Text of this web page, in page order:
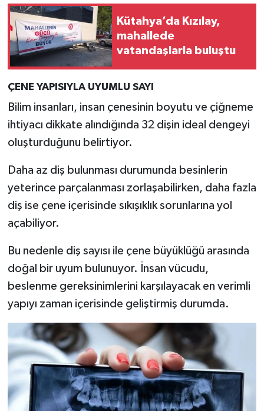
Kütahya’da Kızılay,
mahallede
vatandaşlarla buluştu
ÇENE YAPISIYLA UYUMLU SAYI
Bilim insanları, insan çenesinin boyutu ve çiğneme
ihtiyacı dikkate alındığında 32 dişin ideal dengeyi
oluşturduğunu belirtiyor.
Daha az diş bulunması durumunda besinlerin
yeterince parçalanması zorlaşabilirken, daha fazla
diş ise çene içerisinde sıkışıklık sorunlarına yol
açabiliyor.
Bu nedenle diş sayısı ile çene büyüklüğü arasında
doğal bir uyum bulunuyor. İnsan vücudu,
beslenme gereksinimlerini karşılayacak en verimli
yapıyı zaman içerisinde geliştirmiş durumda.
Yaşam
Yemek Tarifleri